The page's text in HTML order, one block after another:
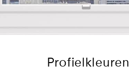
Profielkleuren